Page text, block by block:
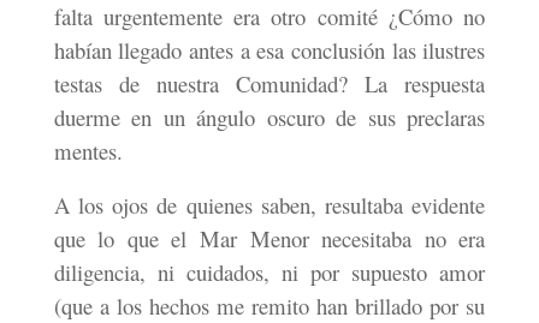
falta urgentemente era otro comité ¿Cómo no
habían llegado antes a esa conclusión las ilustres
testas de nuestra Comunidad? La respuesta
duerme en un ángulo oscuro de sus preclaras
mentes.
A los ojos de quienes saben, resultaba evidente
que lo que el Mar Menor necesitaba no era
diligencia, ni cuidados, ni por supuesto amor
(que a los hechos me remito han brillado por su